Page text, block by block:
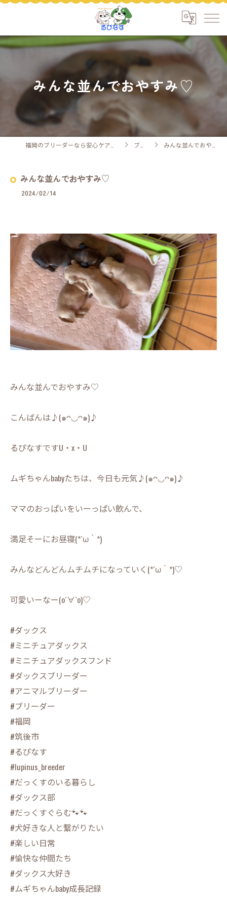
みんな並んでおやすみ♡
ブログ みんな並んでおやすみ♡
みんな並んでおやすみ♡
2024/02/14
みんな並んでおやすみ♡
こんばんは♪(๑ᴖ◡ᴖ๑)♪
るぴなすですU・x・U
ムギちゃんbabyたちは、今日も元気♪(๑ᴖ◡ᴖ๑)♪
ママのおっぱいをいーっぱい飲んで、
満足そーにお昼寝(*´ω｀*)
みんなどんどんムチムチになっていく(*´ω｀*)♡
可愛いーなー(о´∀`о)♡
#ダックス
#ミニチュアダックス
#ミニチュアダックスフンド
#ダックスブリーダー
#アニマルブリーダー
#ブリーダー
#福岡
#筑後市
#るぴなす
#lupinus_breeder
#だっくすのいる暮らし
#ダックス部
#だっくすぐらむ🐾🐾
#犬好きな人と繋がりたい
#楽しい日常
#愉快な仲間たち
#ダックス大好き
#ムギちゃんbaby成長記録